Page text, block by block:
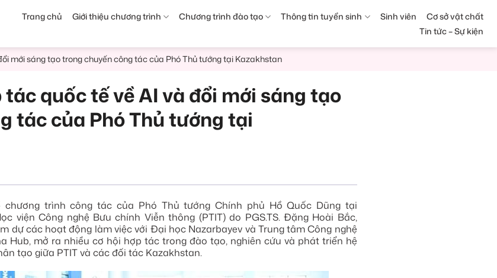
Trang chủ Giới thiệu chương trình Chương trình đào tạo Thông tin tuyển sinh Sinh viên
Cơ sở vật chất
Tin tức – Sự kiện
mới sáng tạo trong chuyến công tác của Phó Thủ tướng tại Kazakhstan
tác quốc tế về AI và đổi mới sáng tạo
tác của Phó Thủ tướng tại
chương trình công tác của Phó Thủ tướng Chính phủ Hồ Quốc Dũng tại
viện Công nghệ Bưu chính Viễn thông (PTIT) do PGS.TS. Đặng Hoài Bắc,
dự các hoạt động làm việc với Đại học Nazarbayev và Trung tâm Công nghệ
Hub, mở ra nhiều cơ hội hợp tác trong đào tạo, nghiên cứu và phát triển hệ
tạo giữa PTIT và các đối tác Kazakhstan.